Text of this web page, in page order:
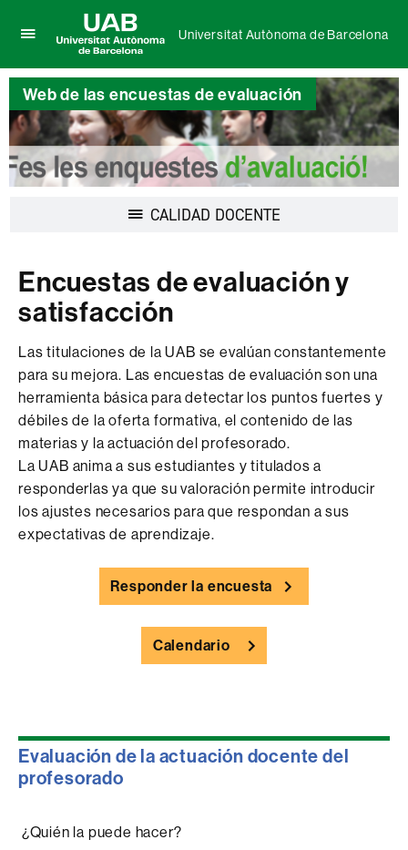
aquí
para
desplegar
el
menú
de
Universitat
Universitat
Autònoma
de
Barcelona
Universitat Autònoma de Barcelona
Web de las encuestas de evaluación
CALIDAD DOCENTEDesplegar
Encuestas de evaluación y
satisfacción
Las titulaciones de la UAB se evalúan constantemente
para su mejora. Las encuestas de evaluación son una
herramienta básica para detectar los puntos fuertes y
débiles de la oferta formativa, el contenido de las
materias y la actuación del profesorado.
La UAB anima a sus estudiantes y titulados a
responderlas ya que su valoración permite introducir
los ajustes necesarios para que respondan a sus
expectativas de aprendizaje.
Responder la encuesta
Calendario
Evaluación de la actuación docente del
profesorado
¿Quién la puede hacer?